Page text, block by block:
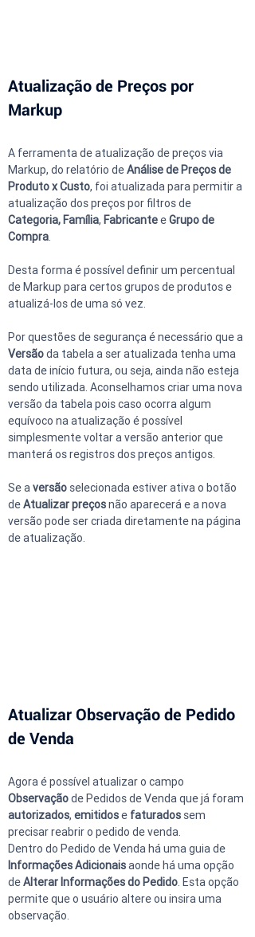
Atualização de Preços por
Markup
A ferramenta de atualização de preços via
Markup, do relatório de Análise de Preços de
Produto x Custo, foi atualizada para permitir a
atualização dos preços por filtros de
Categoria, Família, Fabricante e Grupo de
Compra.
Desta forma é possível definir um percentual
de Markup para certos grupos de produtos e
atualizá-los de uma só vez.
Por questões de segurança é necessário que a
Versão da tabela a ser atualizada tenha uma
data de início futura, ou seja, ainda não esteja
sendo utilizada. Aconselhamos criar uma nova
versão da tabela pois caso ocorra algum
equívoco na atualização é possível
simplesmente voltar a versão anterior que
manterá os registros dos preços antigos.
Se a versão selecionada estiver ativa o botão
de Atualizar preços não aparecerá e a nova
versão pode ser criada diretamente na página
de atualização.
Atualizar Observação de Pedido
de Venda
Agora é possível atualizar o campo
Observação de Pedidos de Venda que já foram
autorizados, emitidos e faturados sem
precisar reabrir o pedido de venda.
Dentro do Pedido de Venda há uma guia de
Informações Adicionais aonde há uma opção
de Alterar Informações do Pedido. Esta opção
permite que o usuário altere ou insira uma
observação.